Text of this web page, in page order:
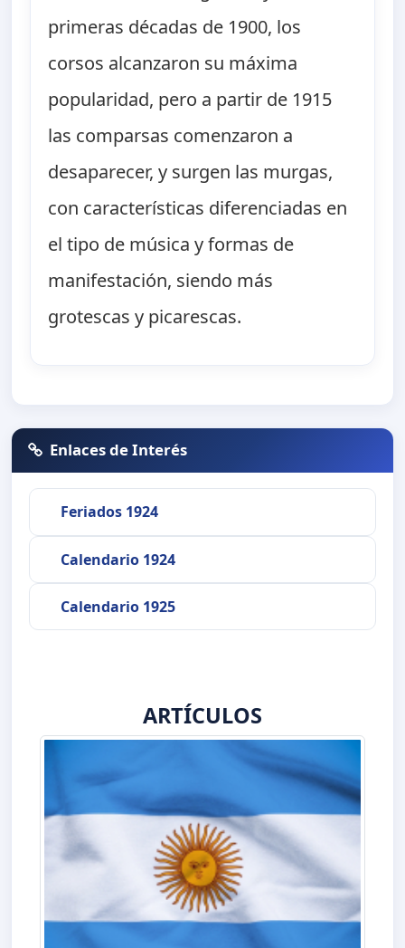
primeras décadas de 1900, los
corsos alcanzaron su máxima
popularidad, pero a partir de 1915
las comparsas comenzaron a
desaparecer, y surgen las murgas,
con características diferenciadas en
el tipo de música y formas de
manifestación, siendo más
grotescas y picarescas.
Enlaces de Interés
Feriados 1924
Calendario 1924
Calendario 1925
ARTÍCULOS